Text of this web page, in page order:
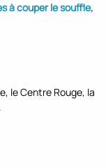
à couper le souffle,
le Centre Rouge, la